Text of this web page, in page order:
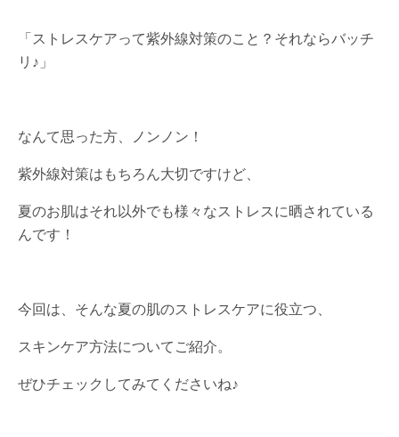
「ストレスケアって紫外線対策のこと？それならバッチ
リ♪」
なんて思った方、ノンノン！
紫外線対策はもちろん大切ですけど、
夏のお肌はそれ以外でも様々なストレスに晒されている
んです！
今回は、そんな夏の肌のストレスケアに役立つ、
スキンケア方法についてご紹介。
ぜひチェックしてみてくださいね♪